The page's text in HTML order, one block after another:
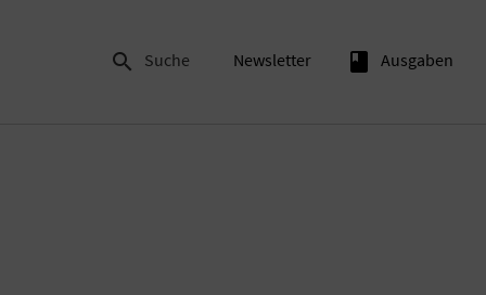
 Suche Newsletter book Ausgaben